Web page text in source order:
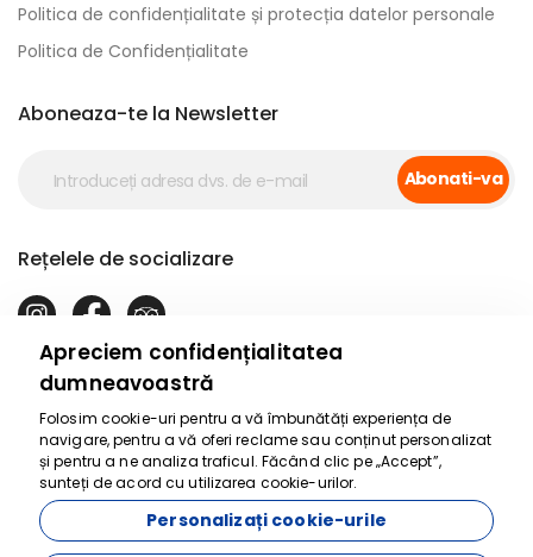
Politica de confidențialitate și protecția datelor personale
Politica de Confidențialitate
Aboneaza-te la Newsletter
Abonati-va
Rețelele de socializare
17863
Apreciem confidențialitatea
dumneavoastră
Folosim cookie-uri pentru a vă îmbunătăți experiența de
navigare, pentru a vă oferi reclame sau conținut personalizat
și pentru a ne analiza traficul. Făcând clic pe „Accept”,
sunteți de acord cu utilizarea cookie-urilor.
Personalizați cookie-urile
Suntem aici să te
ajutăm